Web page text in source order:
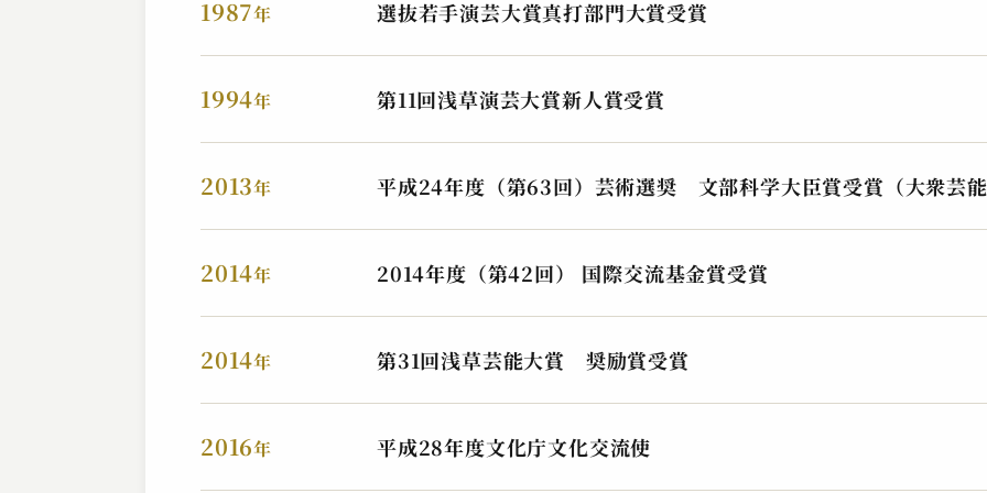
1987年 選抜若手演芸大賞真打部門大賞受賞
1994年 第11回浅草演芸大賞新人賞受賞
2013年 平成24年度（第63回）芸術選奨 文部科学大臣賞受賞（大衆芸
2014年 2014年度（第42回） 国際交流基金賞受賞
2014年 第31回浅草芸能大賞 奨励賞受賞
2016年 平成28年度文化庁文化交流使